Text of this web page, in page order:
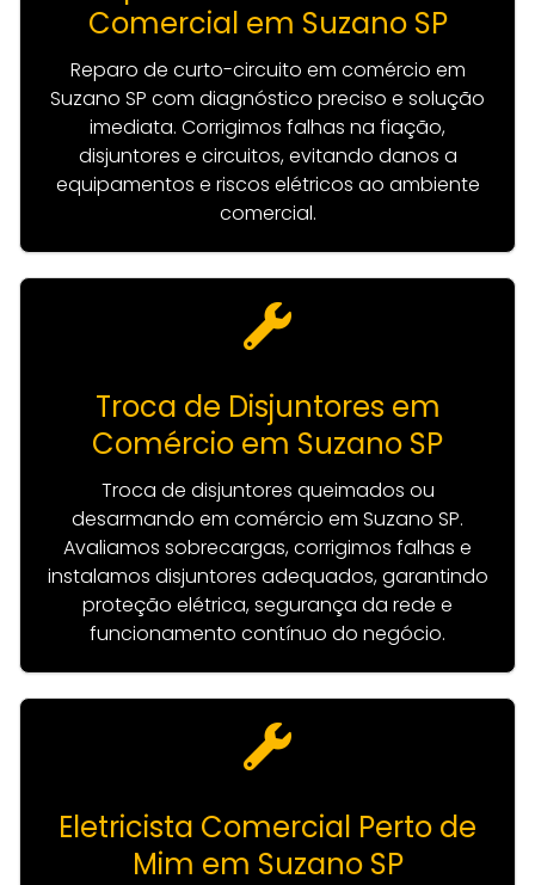
Comercial em Suzano SP
Reparo de curto-circuito em comércio em
Suzano SP com diagnóstico preciso e solução
imediata. Corrigimos falhas na fiação,
disjuntores e circuitos, evitando danos a
equipamentos e riscos elétricos ao ambiente
comercial.
Troca de Disjuntores em
Comércio em Suzano SP
Troca de disjuntores queimados ou
desarmando em comércio em Suzano SP.
Avaliamos sobrecargas, corrigimos falhas e
instalamos disjuntores adequados, garantindo
proteção elétrica, segurança da rede e
funcionamento contínuo do negócio.
Eletricista Comercial Perto de
Mim em Suzano SP